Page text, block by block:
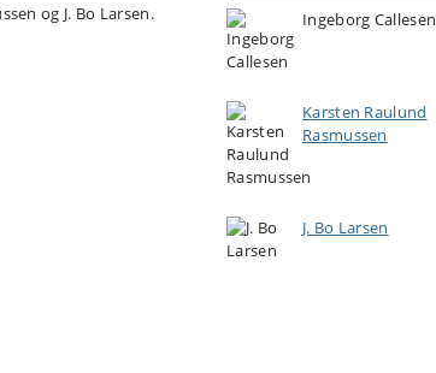
og J. Bo Larsen.
Ingeborg Callesen
Karsten Raulund
Rasmussen
J. Bo Larsen